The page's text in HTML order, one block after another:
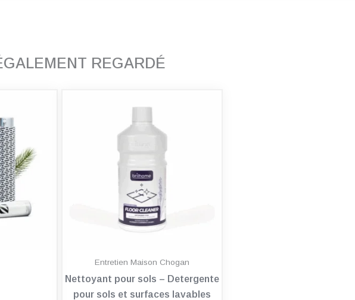
REGARDÉ
Entretien Maison Chogan
Nettoyant pour sols – Detergente
pour sols et surfaces lavables